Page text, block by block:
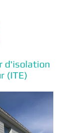
d'isolation
(ITE)